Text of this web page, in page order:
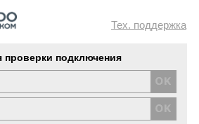
Тех. поддержка
проверки подключения